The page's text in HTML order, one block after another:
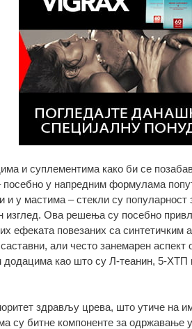
и суплементима како би се
посебно у напредним формулама
у мастима – стекли су популарност
изглед. Ова решења су посебно
ефеката повезаних са
али често занемарен аспект
додацима као што су Л-теанин, 5-ХТП
здрављу црева, што утиче на
су битне компоненте за